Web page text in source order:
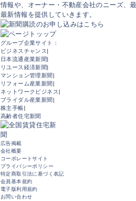
情報や、オーナー・不動産会社のニーズ、
最新情報を提供していきます。
グループ企業サイト：
ビジネスチャンス
日本流通産業新聞
リユース経済新聞
マンション管理新聞
リフォーム産業新聞
ネットワークビジネス
ブライダル産業新聞
株主手帳
高齢者住宅新聞
広告掲載
会社概要
コーポレートサイト
プライバシーポリシー
特定商取引法に基づく表記
会員基本規約
電子版利用規約
お問い合わせ